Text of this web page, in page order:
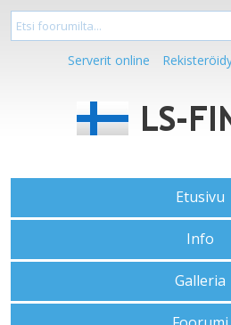
Serverit online
Etusivu
Info
Galleria